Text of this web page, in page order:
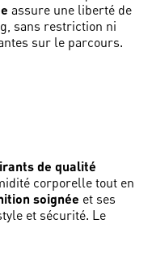
assure une liberté de
sans restriction ni
sur le parcours.
de qualité
corporelle tout en
soignée et ses
et sécurité. Le